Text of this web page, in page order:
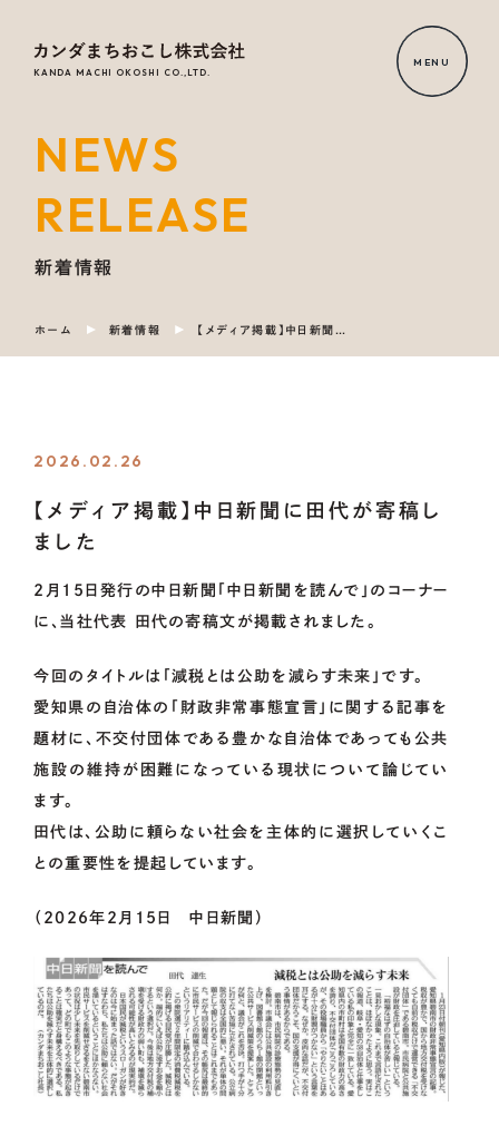
HOME
NEWS
OURSERVICE
COMPANY
CoLoRs/ITEMs
01.
02.ITEMsとは
04.感謝状贈呈式
05. 企業版ふるさと納税の概要
OCOS
MENU
KANDA MACHI OKOSHI CO.,LTD.
NEWS
RELEASE
新着情報
ホーム 新着情報 【メディア掲載】中日新聞に田代が寄稿しました
2026.02.26
【メディア掲載】中日新聞に田代が寄稿し
ました
2月15日発行の中日新聞「中日新聞を読んで」のコーナー
に、当社代表 田代の寄稿文が掲載されました。
今回のタイトルは「減税とは公助を減らす未来」です。
愛知県の自治体の「財政非常事態宣言」に関する記事を
題材に、不交付団体である豊かな自治体であっても公共
施設の維持が困難になっている現状について論じてい
ます。
田代は、公助に頼らない社会を主体的に選択していくこ
との重要性を提起しています。
（2026年2月15日 中日新聞）